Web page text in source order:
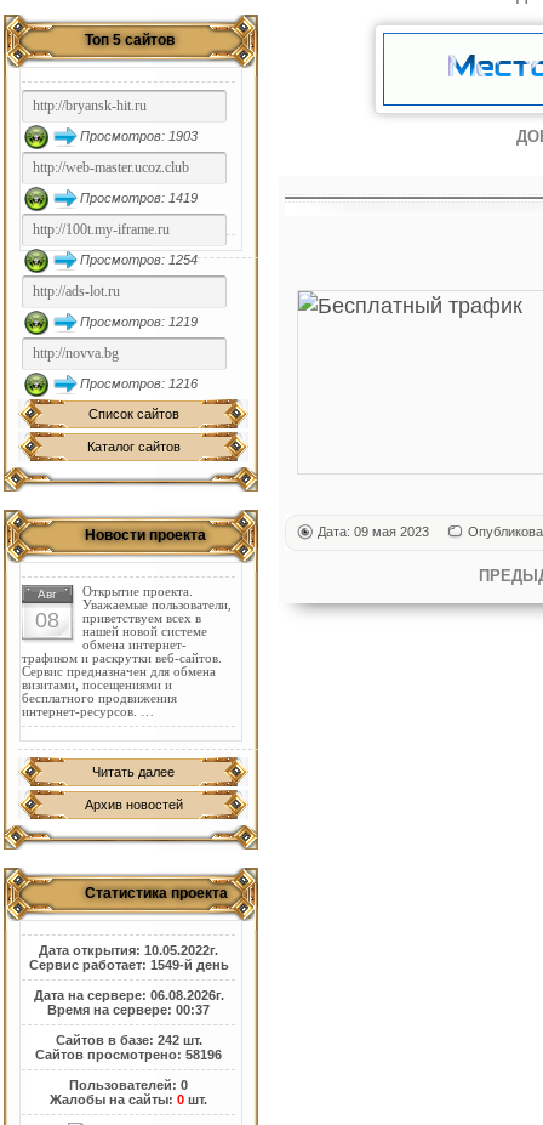
Топ 5 сайтов
Просмотров: 1903
Просмотров: 1419
Просмотров: 1254
Просмотров: 1219
Просмотров: 1216
Список сайтов
Каталог сайтов
Новости проекта
Авг
08
Открытие проекта.
Уважаемые пользователи,
приветствуем всех в
нашей новой системе
обмена интернет-
трафиком и раскрутки веб-сайтов.
Сервис предназначен для обмена
визитами, посещениями и
бесплатного продвижения
интернет-ресурсов. …
Читать далее
Архив новостей
Статистика проекта
Дата открытия: 10.05.2022г.
Сервис работает: 1549-й день
Дата на сервере: 06.08.2026г.
Время на сервере: 00:37
Сайтов в базе: 242 шт.
Сайтов просмотрено: 58196
Пользователей: 0
Жалобы на сайты:0 шт.
Дата: 09 мая 2023